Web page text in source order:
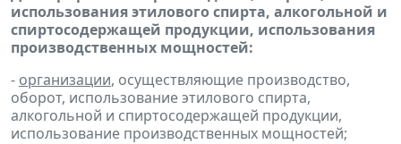
использования этилового спирта, алкогольной и
спиртосодержащей продукции, использования
производственных мощностей:
- организации, осуществляющие производство,
оборот, использование этилового спирта,
алкогольной и спиртосодержащей продукции,
использование производственных мощностей;